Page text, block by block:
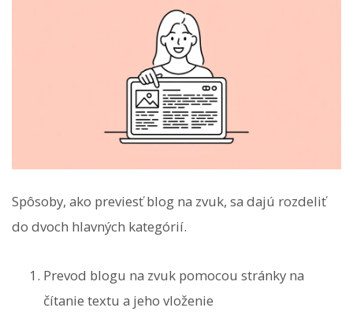
Spôsoby, ako previesť blog na zvuk, sa dajú rozdeliť
do dvoch hlavných kategórií.
Prevod blogu na zvuk pomocou stránky na
čítanie textu a jeho vloženie